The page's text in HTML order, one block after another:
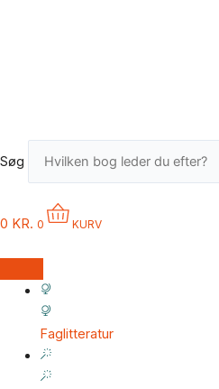
Søg
0 KR. 0 KURV
Faglitteratur